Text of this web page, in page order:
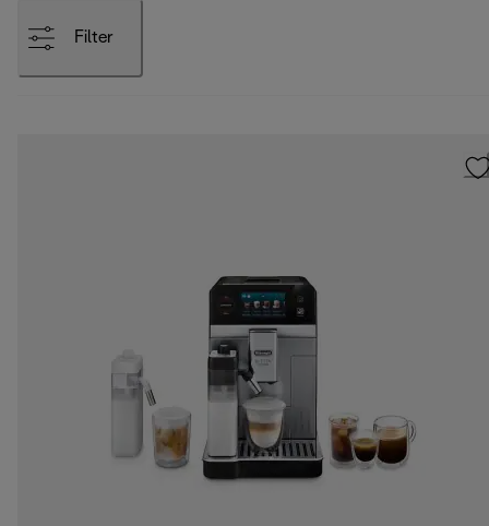
Filter